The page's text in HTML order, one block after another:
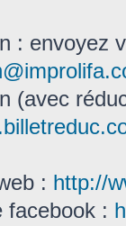
: envoyez
(avec
: http://
facebook :